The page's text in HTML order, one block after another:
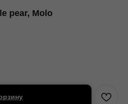
pear, Molo